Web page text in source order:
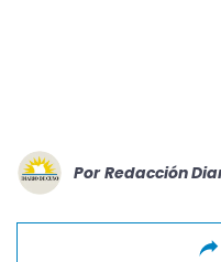
Por Redacción